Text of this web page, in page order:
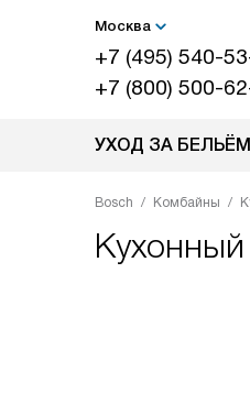
Москва
+7 (495) 540-
+7 (800) 500-
УХОД ЗА БЕЛЬЁМ
Bosch Комбайны